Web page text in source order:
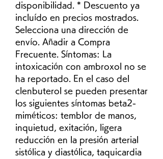
disponibilidad. * Descuento ya
incluído en precios mostrados.
Selecciona una dirección de
envío. Añadir a Compra
Frecuente. Síntomas: La
intoxicación con ambroxol no se
ha reportado. En el caso del
clenbuterol se pueden presentar
los siguientes síntomas beta2-
miméticos: temblor de manos,
inquietud, exitación, ligera
reducción en la presión arterial
sistólica y diastólica, taquicardia